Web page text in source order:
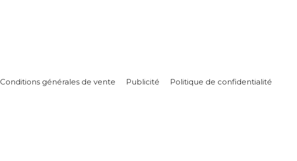
Conditions générales de vente Publicité Politique de confidentialité